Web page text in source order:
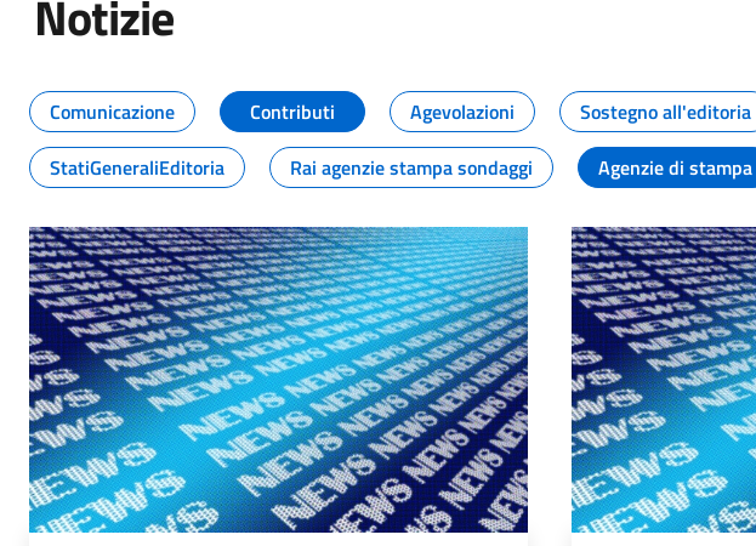
Notizie
Tutti i contenuti della pagina Notizie
Comunicazione Contributi Agevolazioni Sostegno all'editoria
StatiGeneraliEditoria
Rai agenzie stampa sondaggi Agenzie di stampa